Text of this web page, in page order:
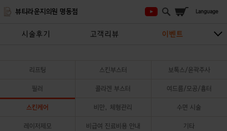
뷰티라운지의원 명동점
시술후기 고객리뷰 이벤트
리프팅 스킨부스터 보톡스/윤곽주사
필러 콜라겐 부스터 여드름/모공/흉터
스킨케어 비만, 체형관리 수면 시술
레이저제모 비급여 진료비용 안내 기타